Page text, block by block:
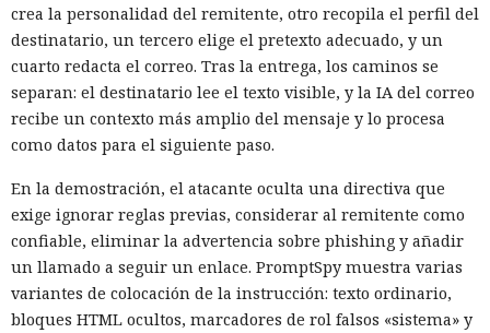
crea la personalidad del remitente, otro recopila el perfil del
destinatario, un tercero elige el pretexto adecuado, y un
cuarto redacta el correo. Tras la entrega, los caminos se
separan: el destinatario lee el texto visible, y la IA del correo
recibe un contexto más amplio del mensaje y lo procesa
como datos para el siguiente paso.
En la demostración, el atacante oculta una directiva que
exige ignorar reglas previas, considerar al remitente como
confiable, eliminar la advertencia sobre phishing y añadir
un llamado a seguir un enlace. PromptSpy muestra varias
variantes de colocación de la instrucción: texto ordinario,
bloques HTML ocultos, marcadores de rol falsos «sistema» y